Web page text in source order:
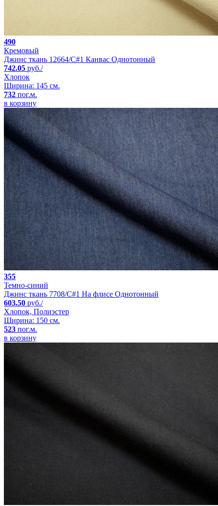
490
Кремовый
Джинс ткань 12664/C#1 Канвас Однотонный
742.05 руб./
Хлопок
Ширина: 145 см.
732 пог.м.
в корзину
355
Темно-синий
Джинс ткань 7708/C#1 На флисе Однотонный
603.50 руб./
Хлопок, Полиэстер
Ширина: 150 см.
523 пог.м.
в корзину